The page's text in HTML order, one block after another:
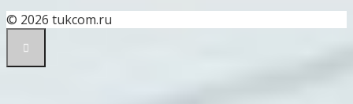
© 2026 tukcom.ru